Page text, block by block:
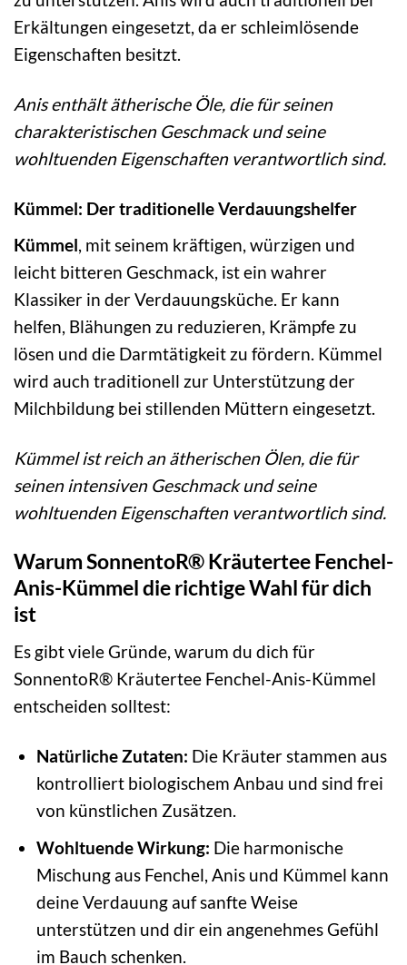
Erkältungen eingesetzt, da er schleimlösende
Eigenschaften besitzt.
Anis enthält ätherische Öle, die für seinen
charakteristischen Geschmack und seine
wohltuenden Eigenschaften verantwortlich sind.
Kümmel: Der traditionelle Verdauungshelfer
Kümmel , mit seinem kräftigen, würzigen und
leicht bitteren Geschmack, ist ein wahrer
Klassiker in der Verdauungsküche. Er kann
helfen, Blähungen zu reduzieren, Krämpfe zu
lösen und die Darmtätigkeit zu fördern. Kümmel
wird auch traditionell zur Unterstützung der
Milchbildung bei stillenden Müttern eingesetzt.
Kümmel ist reich an ätherischen Ölen, die für
seinen intensiven Geschmack und seine
wohltuenden Eigenschaften verantwortlich sind.
Warum SonnentoR® Kräutertee Fenchel-
Anis-Kümmel die richtige Wahl für dich
ist
Es gibt viele Gründe, warum du dich für
SonnentoR® Kräutertee Fenchel-Anis-Kümmel
entscheiden solltest:
Natürliche Zutaten: Die Kräuter stammen aus
kontrolliert biologischem Anbau und sind frei
von künstlichen Zusätzen.
Wohltuende Wirkung: Die harmonische
Mischung aus Fenchel, Anis und Kümmel kann
deine Verdauung auf sanfte Weise
unterstützen und dir ein angenehmes Gefühl
im Bauch schenken.